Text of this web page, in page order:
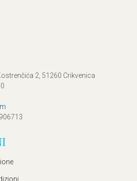
2, 51260 Crikvenica